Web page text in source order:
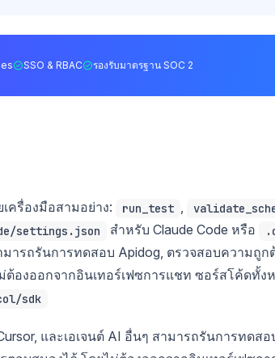
SSO & RBAC รองรับมาตรฐาน SOC 2
เครื่องมือสามอย่าง: run_test
settings.json สำหรับ Claude Code หรือ
ารถรันการทดสอบ Apidog, ตรวจสอบความถูก
องออกจากอินเทอร์เฟซการแชท ซอร์สโค้ดทั้
sdk
และเอเจนต์ AI อื่นๆ สามารถรันการทดส